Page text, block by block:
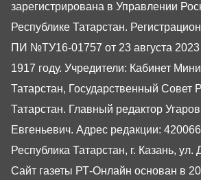
зарегистрирована в Управлении
Республике Татарстан.
ПИ №ТУ16-01757 от 23 августа 2023
1917 году. Учредители: Кабинет
Татарстан, Государственный Совет
Татарстан. Главный редактор
Евгеньевич. Адрес редакции:
Республика Татарстан, г. Казань, ул.
Сайт газеты РТ-Онлайн основан в